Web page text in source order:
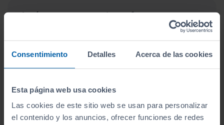
Consentimiento Detalles Acerca de las cookies
Esta página web usa cookies
Las cookies de este sitio web se usan para personalizar
el contenido y los anuncios, ofrecer funciones de redes
Apúntate y caza las ofertas
Apúntate a nuestro boletín y serás el primero en
Correo electrónico
Suscríbete